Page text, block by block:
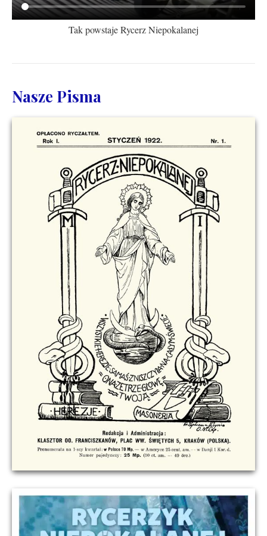
Tak powstaje Rycerz Niepokalanej
Nasze Pisma